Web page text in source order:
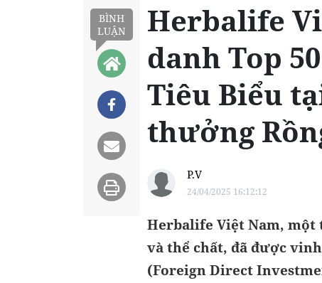
BÌNH
LUẬN
Herbalife
danh Top
Tiêu Biểu
thưởng
P.V
24/04/2025 16:12:12
Herbalife Việt Nam, một
và thể chất, đã được
(Foreign Direct